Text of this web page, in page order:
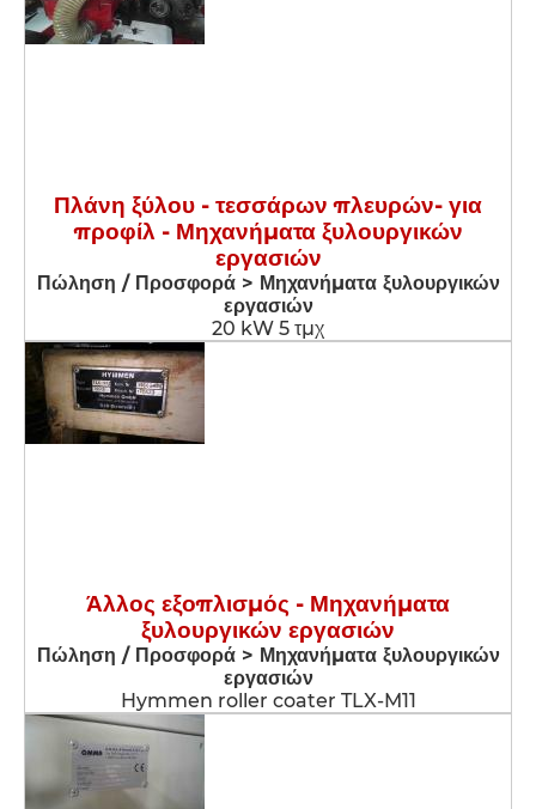
Πλάνη ξύλου - τεσσάρων πλευρών- για
προφίλ - Μηχανήματα ξυλουργικών
εργασιών
Πώληση / Προσφορά > Μηχανήματα ξυλουργικών
εργασιών
20 kW 5 τμχ
Άλλος εξοπλισμός - Μηχανήματα
ξυλουργικών εργασιών
Πώληση / Προσφορά > Μηχανήματα ξυλουργικών
εργασιών
Hymmen roller coater TLX-M11